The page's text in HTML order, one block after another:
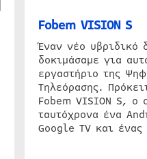
Fobem VISION S
Έναν νέο υβριδικό
δοκιμάσαμε για
εργαστήριο της
Τηλεόρασης.
Fobem VISION S, ο
ταυτόχρονα ένα
Google TV και